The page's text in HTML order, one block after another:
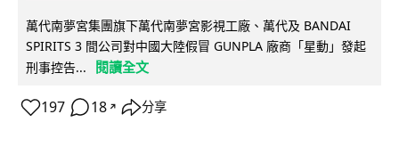
萬代南夢宮集團旗下萬代南夢宮影視工廠、萬代及 BANDAI
SPIRITS 3 間公司對中國大陸假冒 GUNPLA 廠商「星動」發起
刑事控告...
閱讀全文
197 18 ↗ 分享